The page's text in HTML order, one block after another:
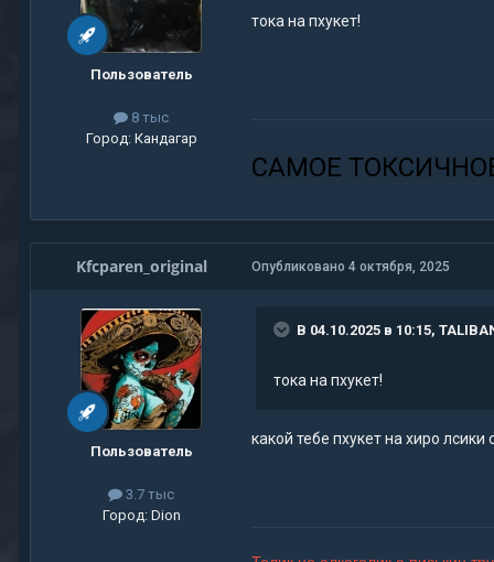
Пользователь
8 тыс
Город: Кандагар
тока на пхукет!
САМОЕ
Kfcparen_original
Пользователь
3.7 тыс
Город: Dion
Опубликовано 4 октября, 2025
В 04.10.2025 в 10:15,
тока на пхукет!
какой тебе пхукет на хиро